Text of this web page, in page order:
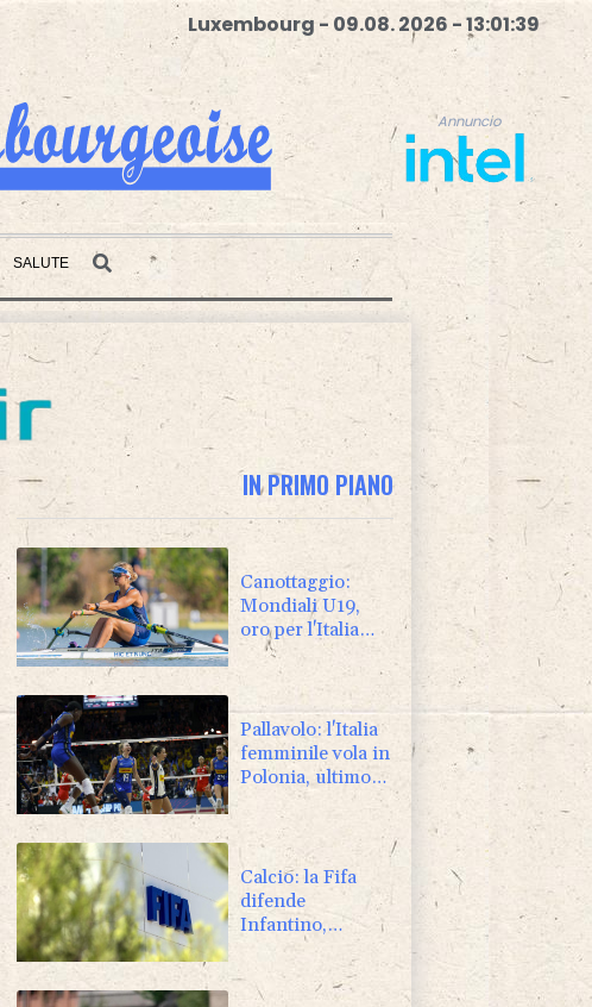
Luxembourg - 09.08. 2026 - 13:01:40
Annuncio
SALUTE
Annuncio
IN PRIMO PIANO
Canottaggio:
Mondiali U19,
oro per l'Italia
con Alizee
Ribolzi nel
singolo donne
Pallavolo: l'Italia
femminile vola in
Polonia, ultimo
torneo prima
degli Europei
Calcio: la Fifa
difende
Infantino,
"qualcuno vuole
indebolire noi e il
presidente"